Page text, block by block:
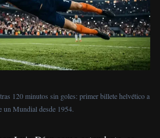
120 minutos sin goles: primer billete helvético a
un Mundial desde 1954.